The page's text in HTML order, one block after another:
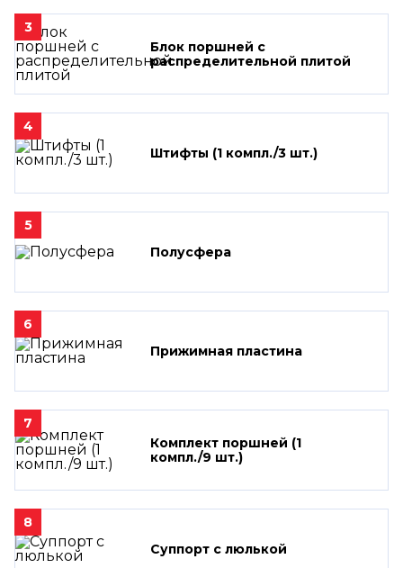
3
Блок поршней c
распределительной плитой
4
Штифты (1 компл./3 шт.)
5
Полусфера
6
Прижимная пластина
7
Комплект поршней (1
компл./9 шт.)
8
Суппорт с люлькой